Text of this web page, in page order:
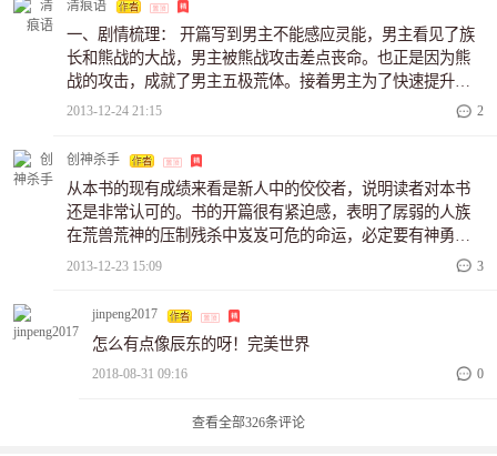
清痕语
一、剧情梳理： 开篇写到男主不能感应灵能，男主看见了族
长和熊战的大战，男主被熊战攻击差点丧命。也正是因为熊
战的攻击，成就了男主五极荒体。接着男主为了快速提升修
为，保护村子，于是开始搜集兽血以增强实力，而在搜寻的
主开始了对熊村之人的猎杀。接着男主盗了凰蛋，并将荒兽
析以及建议： 1、 主线清晰 文章中第一章就写明主线，就是
男主要成为强者，这条主线还算可以，因为可以不断的强
调，也可以在一个个阶段中做比较。作者没有直接点出男主
到底想达到什么样的强大程度，是男主已
2013-12-24 21:15 2
创神杀手
从本书的现有成绩来看是新人中的佼佼者，说明读者对本书
还是非常认可的。书的开篇很有紧迫感，表明了孱弱的人族
在荒兽荒神的压制残杀中岌岌可危的命运，必定要有神勇崛
起，而主角在第一章的出现正是因为这个使命所然，伴随着
感受，希望作者在以后的创作中能更加突出亮点重点，写出
更加精彩的内容。
2013-12-23 15:09 3
jinpeng2017
怎么有点像辰东的呀！完美世界
2018-08-31 09:16 0
查看全部326条评论